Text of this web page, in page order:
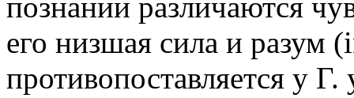
его низшая сила и разум
противопоставляется у